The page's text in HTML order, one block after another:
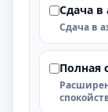
Cдача в
Cдача в
Полная